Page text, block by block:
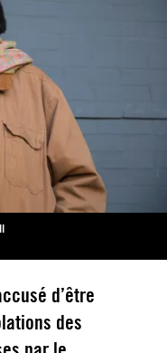
d’être
des